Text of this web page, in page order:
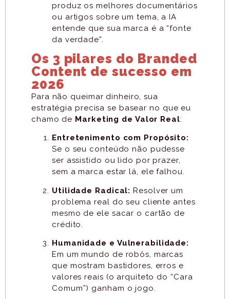
produz os melhores documentários
ou artigos sobre um tema, a IA
entende que sua marca é a “fonte
da verdade”.
Os 3 pilares do Branded
Content de sucesso em
2026
Para não queimar dinheiro, sua
estratégia precisa se basear no que eu
chamo de Marketing de Valor Real:
Entretenimento com Propósito:
Se o seu conteúdo não pudesse
ser assistido ou lido por prazer,
sem a marca estar lá, ele falhou.
Utilidade Radical: Resolver um
problema real do seu cliente antes
mesmo de ele sacar o cartão de
crédito.
Humanidade e Vulnerabilidade:
Em um mundo de robôs, marcas
que mostram bastidores, erros e
valores reais (o arquiteto do “Cara
Comum”) ganham o jogo.